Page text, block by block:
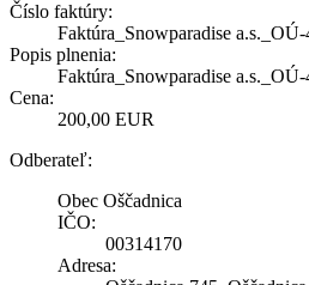
Číslo faktúry:
Faktúra_Snowparadise
Popis plnenia:
Faktúra_Snowparadise
Cena:
200,00 EUR
Odberateľ:
Obec Oščadnica
IČO:
00314170
Adresa: